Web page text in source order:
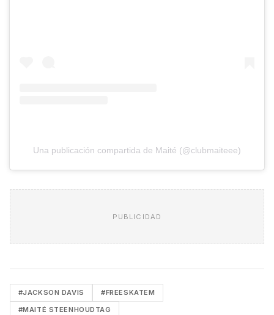
Una publicación compartida de Maité (@clubmaiteee)
PUBLICIDAD
#JACKSON DAVIS #FREESKATEM
#MAITÉ STEENHOUDTAG